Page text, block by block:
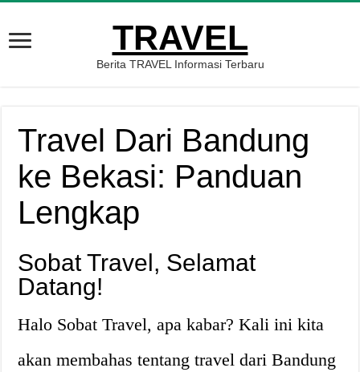
TRAVEL
Berita TRAVEL Informasi Terbaru
Travel Dari Bandung
ke Bekasi: Panduan
Lengkap
Sobat Travel, Selamat
Datang!
Halo Sobat Travel, apa kabar? Kali ini kita
akan membahas tentang travel dari Bandung